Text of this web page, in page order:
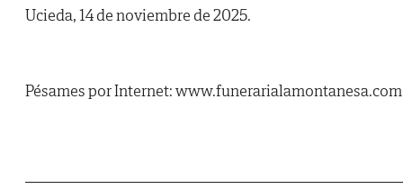
Ucieda, 14 de noviembre de 2025.
Pésames por Internet: www.funerarialamontanesa.com